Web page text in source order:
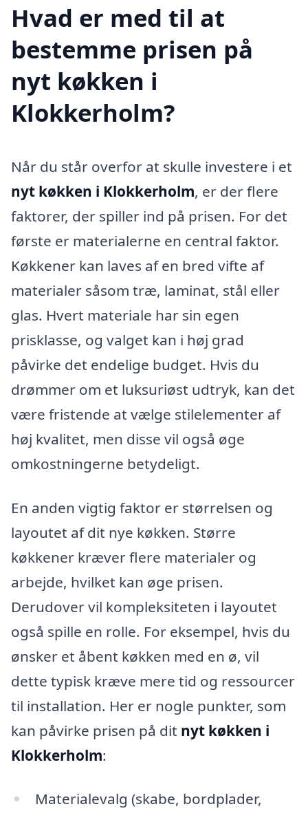
Hvad er med til at
bestemme prisen på
nyt køkken i
Klokkerholm?
Når du står overfor at skulle investere i et
nyt køkken i Klokkerholm, er der flere
faktorer, der spiller ind på prisen. For det
første er materialerne en central faktor.
Køkkener kan laves af en bred vifte af
materialer såsom træ, laminat, stål eller
glas. Hvert materiale har sin egen
prisklasse, og valget kan i høj grad
påvirke det endelige budget. Hvis du
drømmer om et luksuriøst udtryk, kan det
være fristende at vælge stilelementer af
høj kvalitet, men disse vil også øge
omkostningerne betydeligt.
En anden vigtig faktor er størrelsen og
layoutet af dit nye køkken. Større
køkkener kræver flere materialer og
arbejde, hvilket kan øge prisen.
Derudover vil kompleksiteten i layoutet
også spille en rolle. For eksempel, hvis du
ønsker et åbent køkken med en ø, vil
dette typisk kræve mere tid og ressourcer
til installation. Her er nogle punkter, som
kan påvirke prisen på dit nyt køkken i
Klokkerholm:
Materialevalg (skabe, bordplader,